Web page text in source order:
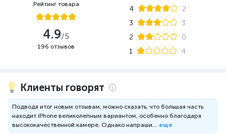
Клиенты говорят
Подводя итог новым отзывам, можно сказать, что большая часть
находит iPhone великолепным вариантом, особенно благодаря
высококачественной камере. Однако напраши... еще
Рейтинг товара
4.9/5
196 отзывов
4
2
3
3
2
0
1
4